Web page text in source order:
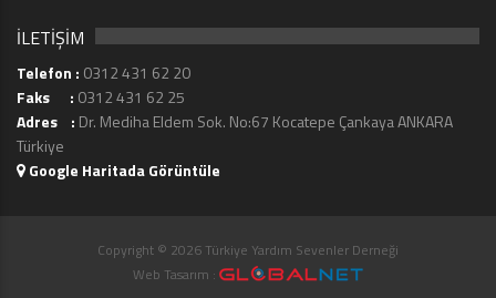
İLETİŞİM
Telefon : 0312 431 62 20
Faks : 0312 431 62 25
Adres : Dr. Mediha Eldem Sok. No:67 Kocatepe Çankaya ANKARA
Türkiye
Google Haritada Görüntüle
Copyright © 2026 Türkiye Yardım Sevenler Derneği
Web Tasarım :